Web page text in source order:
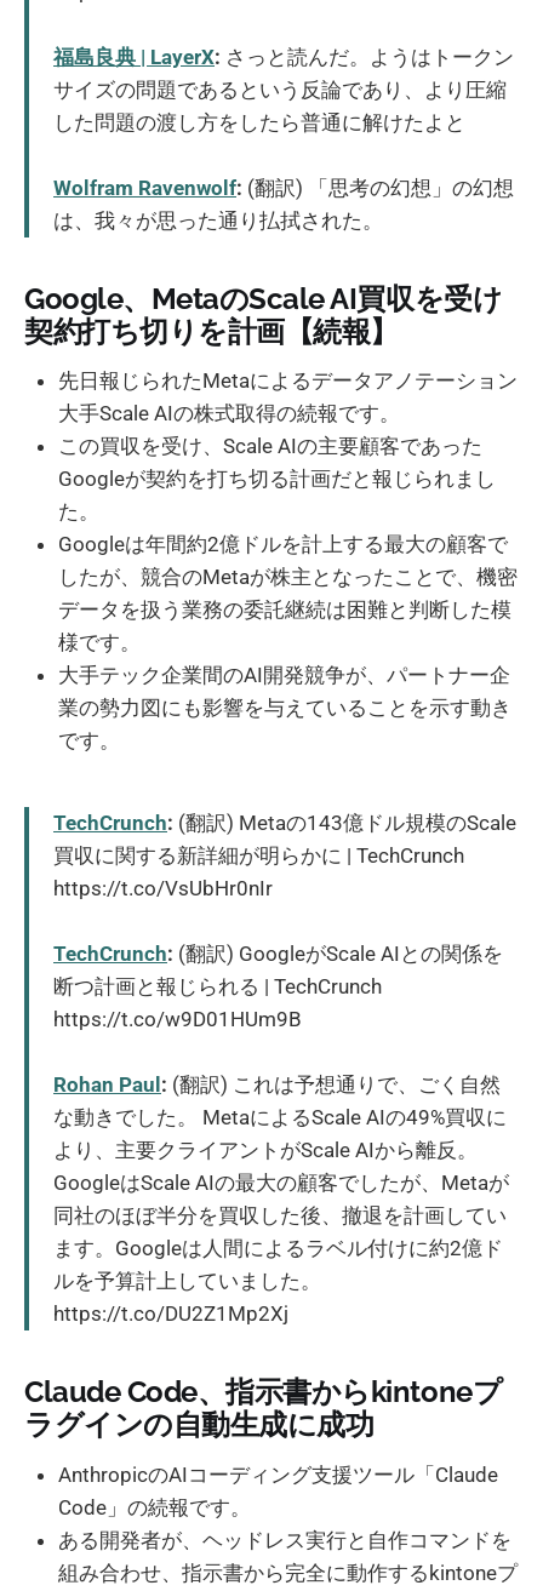
福島良典 | LayerX: さっと読んだ。ようはトークン
サイズの問題であるという反論であり、より圧縮
した問題の渡し方をしたら普通に解けたよと
Wolfram Ravenwolf: (翻訳) 「思考の幻想」の幻想
は、我々が思った通り払拭された。
Google、MetaのScale AI買収を受け
契約打ち切りを計画【続報】
先日報じられたMetaによるデータアノテーション
大手Scale AIの株式取得の続報です。
この買収を受け、Scale AIの主要顧客であった
Googleが契約を打ち切る計画だと報じられまし
た。
Googleは年間約2億ドルを計上する最大の顧客で
したが、競合のMetaが株主となったことで、機密
データを扱う業務の委託継続は困難と判断した模
様です。
大手テック企業間のAI開発競争が、パートナー企
業の勢力図にも影響を与えていることを示す動き
です。
TechCrunch: (翻訳) Metaの143億ドル規模のScale
買収に関する新詳細が明らかに | TechCrunch
https://t.co/VsUbHr0nIr
TechCrunch: (翻訳) GoogleがScale AIとの関係を
断つ計画と報じられる | TechCrunch
https://t.co/w9D01HUm9B
Rohan Paul : (翻訳) これは予想通りで、ごく自然
な動きでした。 MetaによるScale AIの49%買収に
より、主要クライアントがScale AIから離反。
GoogleはScale AIの最大の顧客でしたが、Metaが
同社のほぼ半分を買収した後、撤退を計画してい
ます。Googleは人間によるラベル付けに約2億ド
ルを予算計上していました。
https://t.co/DU2Z1Mp2Xj
Claude Code、指示書からkintoneプ
ラグインの自動生成に成功
AnthropicのAIコーディング支援ツール「Claude
Code」の続報です。
ある開発者が、ヘッドレス実行と自作コマンドを
組み合わせ、指示書から完全に動作するkintoneプ